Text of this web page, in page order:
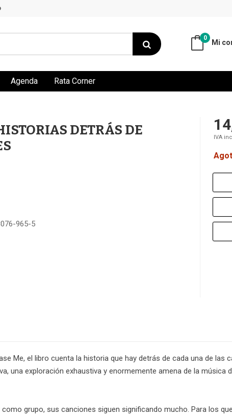
Mi
0
Agenda Rata Corner
DETRÁS DE
965-5
IVA
Me, el libro cuenta la historia que hay detrás de cada una de las
una exploración exhaustiva y enormemente amena de la música
grupo, sus canciones siguen significando mucho. Para los